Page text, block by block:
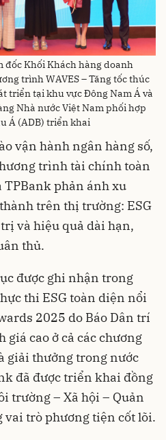
đốc Khối Khách hàng doanh
trình WAVES – Tăng tốc thúc
triển tại khu vực Đông Nam Á và
Nhà nước Việt Nam phối hợp
Á (ADB) triển khai
vận hành ngân hàng số,
trình tài chính toàn
TPBank phản ánh xu
trên thị trường: ESG
và hiệu quả dài hạn,
thủ.
được ghi nhận trong
thi ESG toàn diện nổi
2025 do Báo Dân trí
giá cao ở cả các chương
giải thưởng trong nước
đã được triển khai đồng
trường – Xã hội – Quản
vai trò phương tiện cốt lõi.